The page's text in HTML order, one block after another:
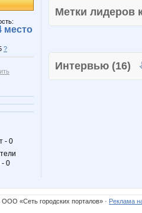
место
?
- 0
- 0
Метки
Интервью (16)
«Сеть городских порталов» · Реклама